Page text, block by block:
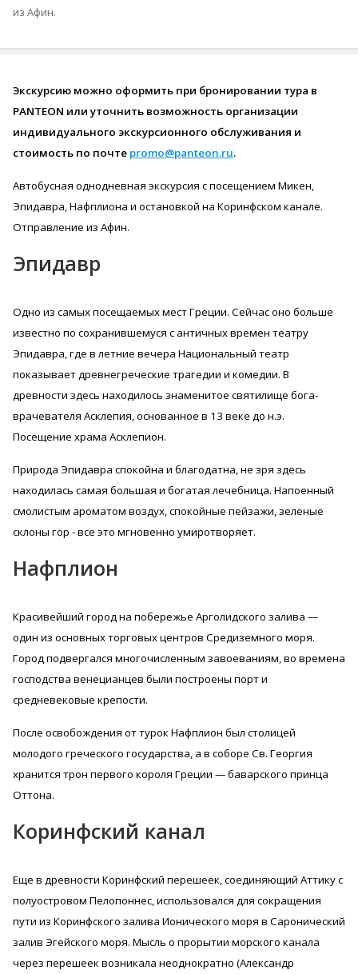
из Афин.
Экскурсию можно оформить при бронировании тура в
PANTEON или уточнить возможность организации
индивидуального экскурсионного обслуживания и
стоимость по почте promo@panteon.ru.
Автобусная однодневная экскурсия с посещением Микен,
Эпидавра, Нафплиона и остановкой на Коринфском канале.
Отправление из Афин.
Эпидавр
Одно из самых посещаемых мест Греции. Сейчас оно больше
известно по сохранившемуся с античных времен театру
Эпидавра, где в летние вечера Национальный театр
показывает древнегреческие трагедии и комедии. В
древности здесь находилось знаменитое святилище бога-
врачевателя Асклепия, основанное в 13 веке до н.э.
Посещение храма Асклепион.
Природа Эпидавра спокойна и благодатна, не зря здесь
находилась самая большая и богатая лечебница. Напоенный
смолистым ароматом воздух, спокойные пейзажи, зеленые
склоны гор - все это мгновенно умиротворяет.
Нафплион
Красивейший город на побережье Арголидского залива —
один из основных торговых центров Средиземного моря.
Город подвергался многочисленным завоеваниям, во времена
господства венецианцев были построены порт и
средневековые крепости.
После освобождения от турок Нафплион был столицей
молодого греческого государства, а в соборе Св. Георгия
хранится трон первого короля Греции — баварского принца
Оттона.
Коринфский канал
Еще в древности Коринфский перешеек, соединяющий Аттику с
полуостровом Пелопоннес, использовался для сокращения
пути из Коринфского залива Ионического моря в Саронический
залив Эгейского моря. Мысль о прорытии морского канала
через перешеек возникала неоднократно (Александр